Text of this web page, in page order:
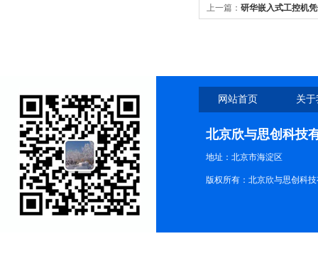
上一篇： 研华嵌入式工控机
网站首页 关
北京欣与思创科技
地址：北京市海淀区
版权所有：北京欣与思创科